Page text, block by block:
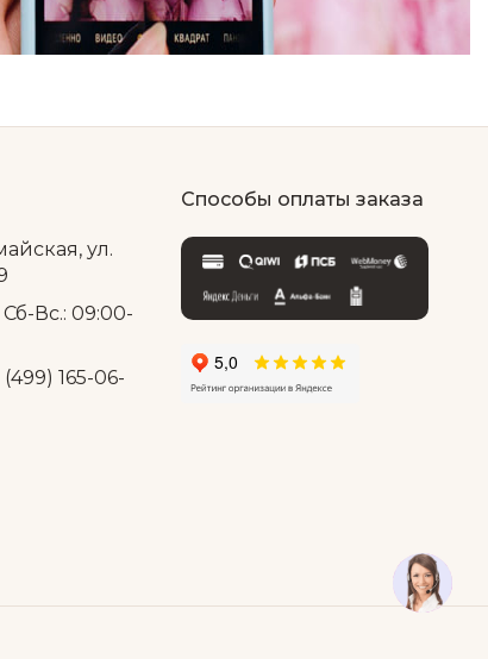
ул.
Вс.: 09:00-
(499) 165-06-
Способы оплаты заказа